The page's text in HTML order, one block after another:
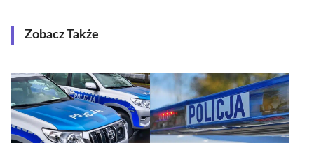
Zobacz Także